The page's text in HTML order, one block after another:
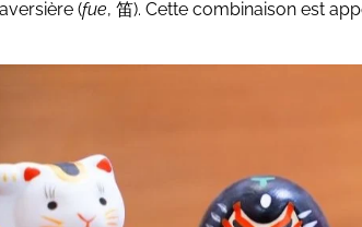
(fue, 笛). Cette combinaison est